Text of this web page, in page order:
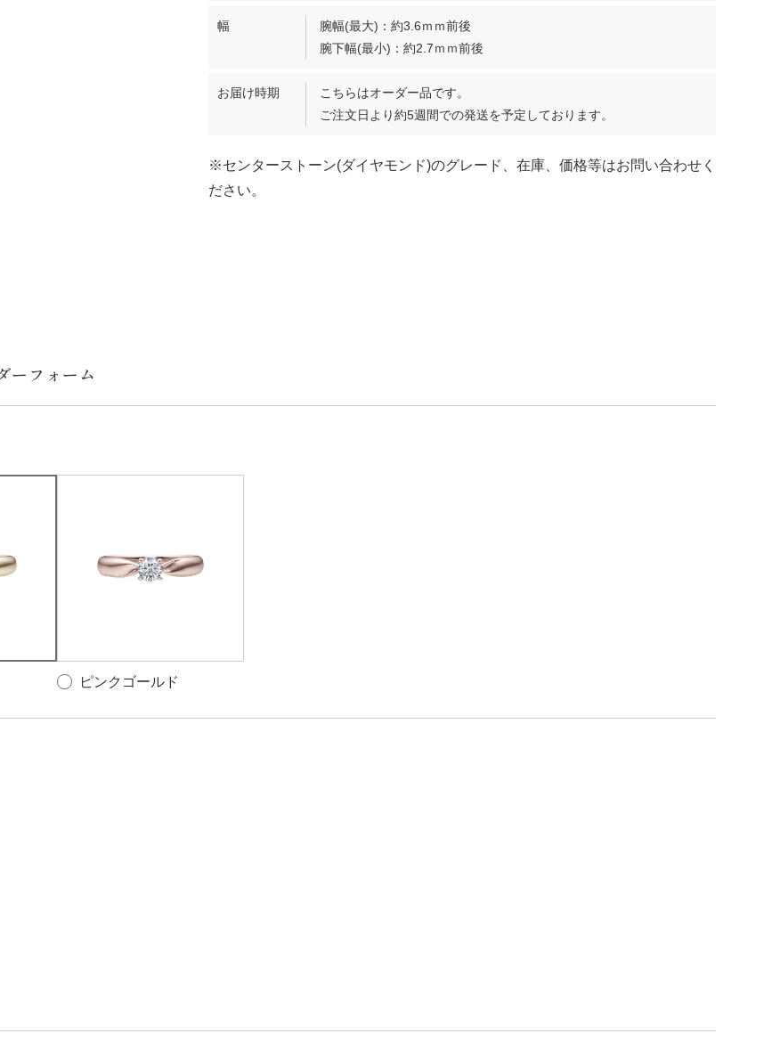
幅
腕幅(最大)：約3.6ｍｍ前後
腕下幅(最小)：約2.7ｍｍ前後
お届け時期
こちらはオーダー品です。
ご注文日より約5週間での発送を予定しております。
※センターストーン(ダイヤモンド)のグレード、在庫、価格等はお問い合わせく
ださい。
ピンクゴールド